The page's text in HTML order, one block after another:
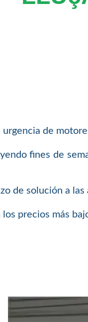
de
fines de
de solución a las
precios más